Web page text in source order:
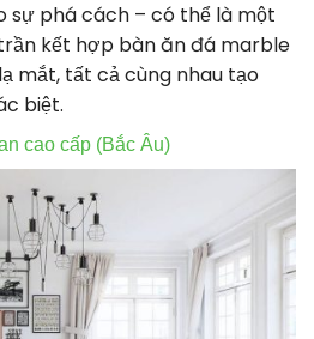
phá cách – có thể là một
kết hợp bàn ăn đá marble
mắt, tất cả cùng nhau tạo
biệt.
cao cấp (Bắc Âu)